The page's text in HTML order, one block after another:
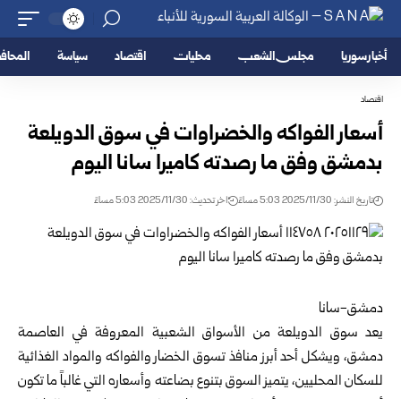
أخبار سوريا مجلس الشعب محليات اقتصاد سياسة
اقتصاد
أسعار الفواكه والخضراوات في سوق الدويلعة
بدمشق وفق ما رصدته كاميرا سانا اليوم
تاريخ النشر: 2025/11/30 5:03 مساءً اخر تحديث: 2025/11/30 5:03 مساءً
دمشق-سانا
يعد سوق الدويلعة من الأسواق الشعبية المعروفة في العاصمة
دمشق، ويشكل أحد أبرز منافذ تسوق الخضار والفواكه والمواد الغذائية
للسكان المحليين، يتميز السوق بتنوع بضاعته وأسعاره التي غالباً ما تكون